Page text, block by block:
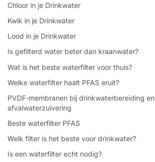
Chloor in je Drinkwater
Kwik in je Drinkwater
Lood in je Drinkwater
Is gefilterd water beter dan kraanwater?
Wat is het beste waterfilter voor thuis?
Welke waterfilter haalt PFAS eruit?
PVDF-membranen bij drinkwaterbereiding en
afvalwaterzuivering
Beste waterfilter PFAS
Welk filter is het beste voor drinkwater?
Is een waterfilter echt nodig?